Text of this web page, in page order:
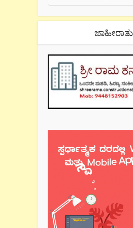
ಜಾಹೀರಾತು